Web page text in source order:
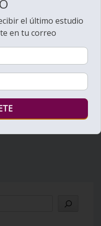
el último estudio
en tu correo